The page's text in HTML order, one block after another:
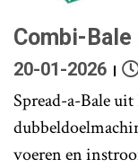
Combi-
20-01-2026
Spread-a-Bale
voeren en